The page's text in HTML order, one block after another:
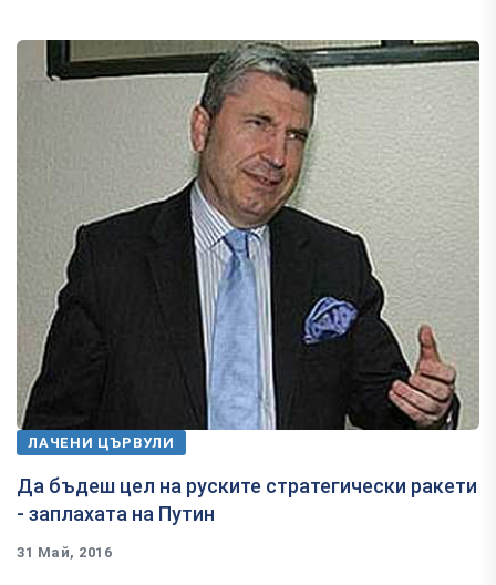
ЛАЧЕНИ ЦЪРВУЛИ
​Да бъдеш цел на руските стратегически ракети
- заплахата на Путин
31 Май, 2016